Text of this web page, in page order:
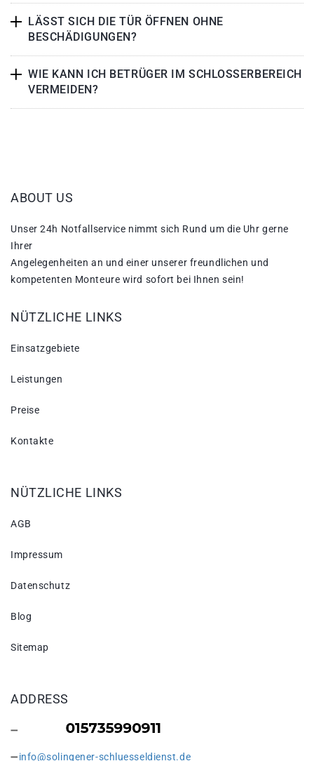
LÄSST SICH DIE TÜR ÖFFNEN OHNE
BESCHÄDIGUNGEN?
WIE KANN ICH BETRÜGER IM SCHLOSSERBEREICH
VERMEIDEN?
ABOUT US
Unser 24h Notfallservice nimmt sich Rund um die Uhr gerne
Ihrer
Angelegenheiten an und einer unserer freundlichen und
kompetenten Monteure wird sofort bei Ihnen sein!
NÜTZLICHE LINKS
Einsatzgebiete
Leistungen
Preise
Kontakte
NÜTZLICHE LINKS
AGB
Impressum
Datenschutz
Blog
Sitemap
ADDRESS
info@solingener-schluesseldienst.de